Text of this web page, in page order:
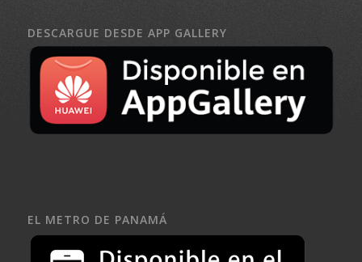
DESCARGUE DESDE APP GALLERY
EL METRO DE PANAMÁ